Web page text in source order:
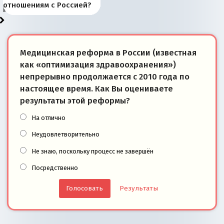
моря
победители
«переобувании» хозяев
суверенной экономике
Анкориджа
внутренней политике
отношениям с Россией?
Медицинская реформа в России (известная
как «оптимизация здравоохранения»)
непрерывно продолжается с 2010 года по
настоящее время. Как Вы оцениваете
результаты этой реформы?
На отлично
Неудовлетворительно
Не знаю, поскольку процесс не завершён
Посредственно
Результаты